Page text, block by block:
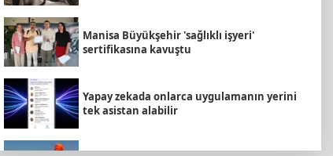
Manisa Büyükşehir 'sağlıklı işyeri'
sertifikasına kavuştu
Yapay zekada onlarca uygulamanın yerini
tek asistan alabilir